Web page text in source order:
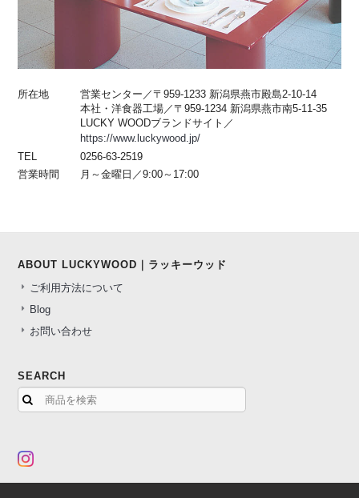
所在地
営業センター／〒959-1233 新潟県燕市殿島2-10-14
本社・洋食器工場／〒959-1234 新潟県燕市南5-11-35
LUCKY WOODブランドサイト／
https://www.luckywood.jp/
TEL
0256-63-2519
営業時間
月～金曜日／9:00～17:00
ABOUT LUCKYWOOD｜ラッキーウッド
ご利用方法について
Blog
お問い合わせ
SEARCH